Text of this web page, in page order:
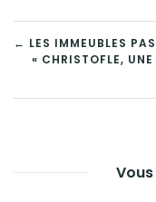
DE
← LES IMMEUBLES
« CHRISTOFLE,